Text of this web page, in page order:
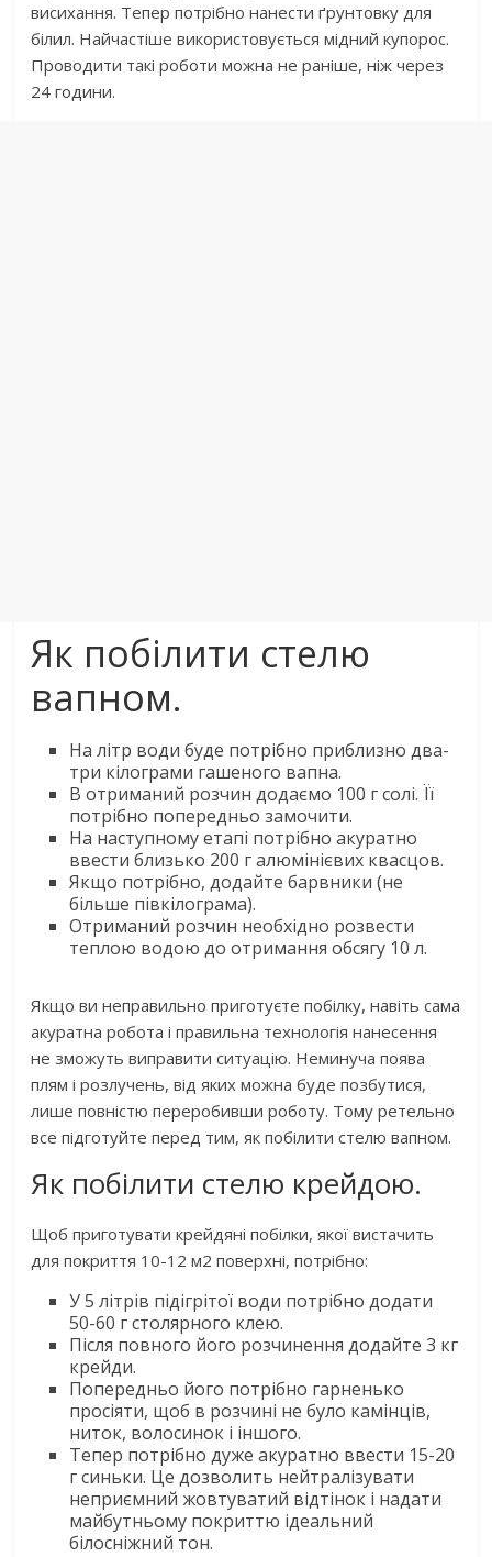
висихання. Тепер потрібно нанести ґрунтовку для
білил. Найчастіше використовується мідний купорос.
Проводити такі роботи можна не раніше, ніж через
24 години.
Як побілити стелю
вапном.
На літр води буде потрібно приблизно два-
три кілограми гашеного вапна.
В отриманий розчин додаємо 100 г солі. Її
потрібно попередньо замочити.
На наступному етапі потрібно акуратно
ввести близько 200 г алюмінієвих квасцов.
Якщо потрібно, додайте барвники (не
більше півкілограма).
Отриманий розчин необхідно розвести
теплою водою до отримання обсягу 10 л.
Якщо ви неправильно приготуєте побілку, навіть сама
акуратна робота і правильна технологія нанесення
не зможуть виправити ситуацію. Неминуча поява
плям і розлучень, від яких можна буде позбутися,
лише повністю переробивши роботу. Тому ретельно
все підготуйте перед тим, як побілити стелю вапном.
Як побілити стелю крейдою.
Щоб приготувати крейдяні побілки, якої вистачить
для покриття 10-12 м2 поверхні, потрібно:
У 5 літрів підігрітої води потрібно додати
50-60 г столярного клею.
Після повного його розчинення додайте 3 кг
крейди.
Попередньо його потрібно гарненько
просіяти, щоб в розчині не було камінців,
ниток, волосинок і іншого.
Тепер потрібно дуже акуратно ввести 15-20
г синьки. Це дозволить нейтралізувати
неприємний жовтуватий відтінок і надати
майбутньому покриттю ідеальний
білосніжний тон.